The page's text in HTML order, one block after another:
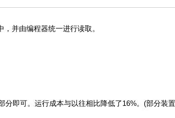
并由编程器统一进行读取。
即可。运行成本与以往相比降低了16%。(部分装